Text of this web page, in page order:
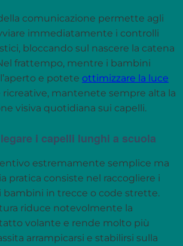
comunicazione permette agli
immediatamente i controlli
bloccando sul nascere la catena
frattempo, mentre i bambini
e potete ottimizzare la luce
ricreative, mantenete sempre alta la
visiva quotidiana sui capelli.
i capelli lunghi a scuola
estremamente semplice ma
pratica consiste nel raccogliere i
bambini in trecce o code strette.
riduce notevolmente la
volante e rende molto più
arrampicarsi e stabilirsi sulla